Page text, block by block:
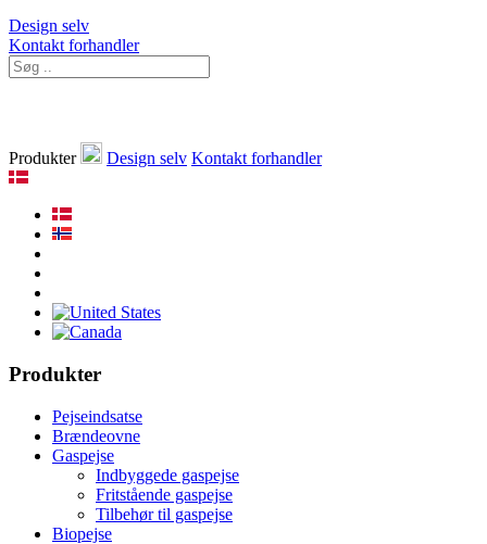
Design selv
Kontakt forhandler
Produkter Design selv Kontakt forhandler
Produkter
Pejseindsatse
Brændeovne
Gaspejse
Indbyggede gaspejse
Fritstående gaspejse
Tilbehør til gaspejse
Biopejse